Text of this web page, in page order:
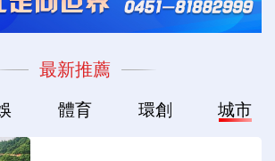
最新推薦
體育 環創 城市